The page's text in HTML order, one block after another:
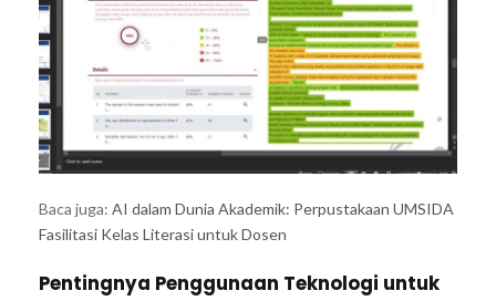
Baca juga: AI dalam Dunia Akademik: Perpustakaan UMSIDA
Fasilitasi Kelas Literasi untuk Dosen
Pentingnya Penggunaan Teknologi untuk